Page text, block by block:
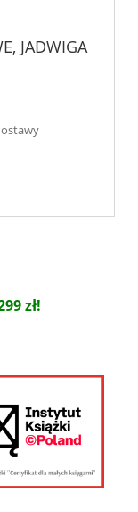
JADWIGA
zł!